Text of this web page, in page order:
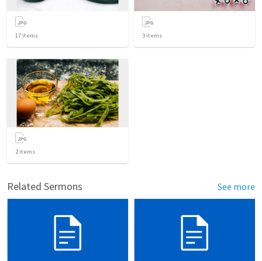
17 items 3 items
2items
Related Sermons See more